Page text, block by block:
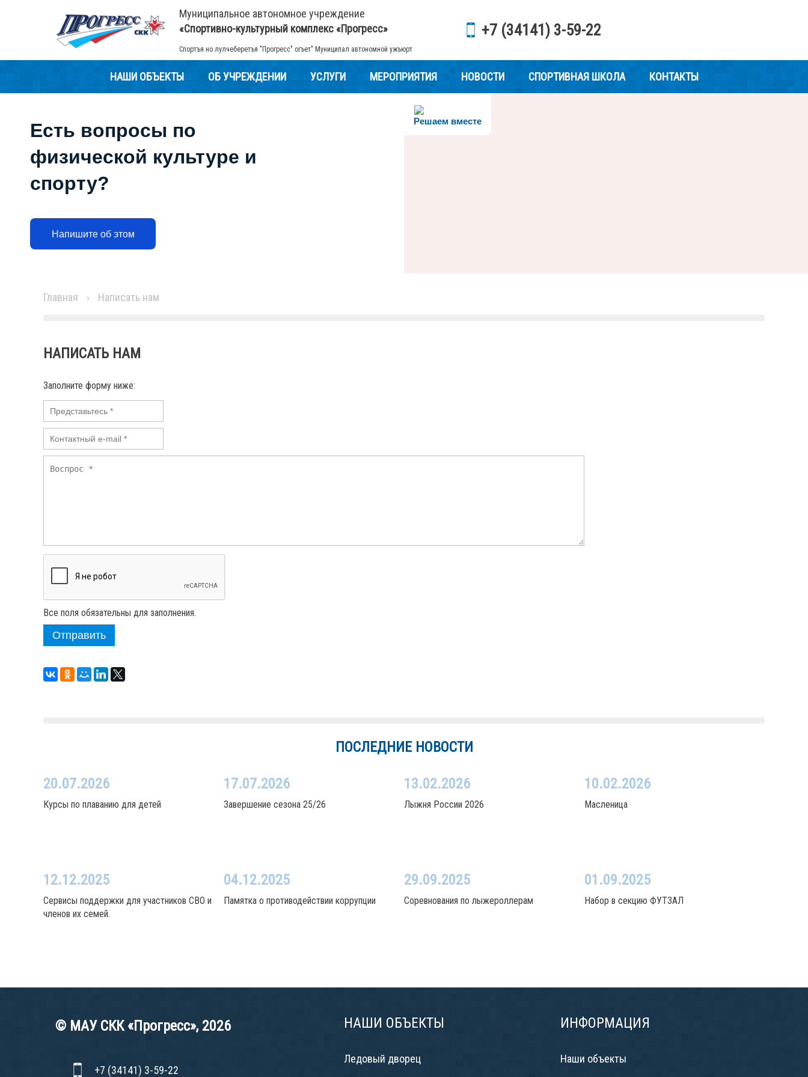
Муниципальное автономное учреждение
«Спортивно-культурный комплекс «Прогресс»
Спортъя но лулчеберетъя "Прогресс" огъет" Муниципал автономной ужъюрт
+7 (34141) 3-59-22
НАШИ ОБЪЕКТЫ ОБ УЧРЕЖДЕНИИ УСЛУГИ МЕРОПРИЯТИЯ НОВОСТИ СПОРТИВНАЯ ШКОЛА КОНТАКТЫ
Решаем вместе
Есть вопросы по
физической культуре и
спорту?
Напишите об этом
Главная › Написать нам
НАПИСАТЬ НАМ
Заполните форму ниже:
Все поля обязательны для заполнения.
Отправить
ПОСЛЕДНИЕ НОВОСТИ
20.07.2026
Курсы по плаванию для детей
17.07.2026
Завершение сезона 25/26
13.02.2026
Лыжня России 2026
10.02.2026
Масленица
12.12.2025
Сервисы поддержки для участников СВО и
членов их семей.
04.12.2025
Памятка о противодействии коррупции
29.09.2025
Соревнования по лыжероллерам
01.09.2025
Набор в секцию ФУТЗАЛ
© МАУ СКК «Прогресс», 2026
+7 (34141) 3-59-22
НАШИ ОБЪЕКТЫ
Ледовый дворец
ИНФОРМАЦИЯ
Наши объекты